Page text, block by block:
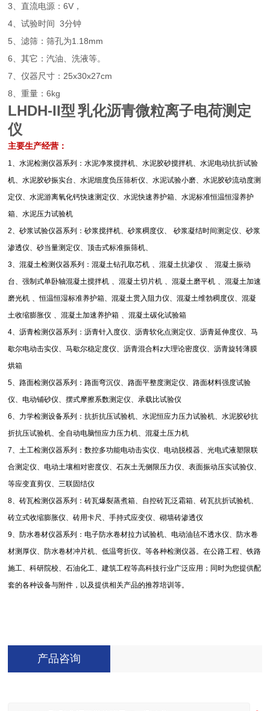
3、直流电源：6V ，
4、试验时间 3分钟
5、滤筛：筛孔为1.18mm
6、其它：汽油、洗液等。
7、仪器尺寸：25x30x27cm
8、重量：6kg
LHDH-II型 乳化沥青微粒离子电荷测定
仪
主要生产经营：
1、水泥检测仪器系列：水泥净浆搅拌机、水泥胶砂搅拌机、水泥电动抗折试验
机、水泥胶砂振实台、水泥细度负压筛析仪、水泥试验小磨、水泥胶砂流动度测
定仪、水泥游离氧化钙快速测定仪、水泥快速养护箱、水泥标准恒温恒湿养护
箱、水泥压力试验机
2、砂浆试验仪器系列：砂浆搅拌机、砂浆稠度仪、
砂浆凝结时间测定仪、砂浆
渗透仪、砂当量测定仪、顶击式标准振筛机、
3、混凝土检测仪器系列：混凝土钻孔取芯机 、混凝土抗渗仪 、
混凝土振动
台、强制式单卧轴混凝土搅拌机 、混凝土切片机 、混凝土磨平机 、混凝土加速
磨光机 、恒温恒湿标准养护箱、混凝土贯入阻力仪、混凝土维勃稠度仪、混凝
土收缩膨胀仪 、混凝土加速养护箱 、混凝土碳化试验箱
4、沥青检测仪器系列：沥青针入度仪、沥青软化点测定仪、沥青延伸度仪、马
歇尔电动击实仪、马歇尔稳定度仪、沥青混合料z大理论密度仪、沥青旋转薄膜
烘箱
5、路面检测仪器系列：路面弯沉仪、路面平整度测定仪、路面材料强度试验
仪、电动铺砂仪、摆式摩擦系数测定仪、承载比试验仪
6、力学检测设备系列：抗折抗压试验机、水泥恒应力压力试验机、水泥胶砂抗
折抗压试验机、全自动电脑恒应力压力机、混凝土压力机
7、土工检测仪器系列：数控多功能电动击实仪、电动脱模器、光电式液塑限联
合测定仪、电动土壤相对密度仪、石灰土无侧限压力仪、表面振动压实试验仪、
等应变直剪仪、三联固结仪
8、砖瓦检测仪器系列：砖瓦爆裂蒸煮箱、自控砖瓦泛霜箱、砖瓦抗折试验机、
砖立式收缩膨胀仪、砖用卡尺、手持式应变仪、砌墙砖渗透仪
9、防水卷材仪器系列：电子防水卷材拉力试验机、电动油毡不透水仪、防水卷
材测厚仪、防水卷材冲片机、低温弯折仪。等各种检测仪器。在公路工程、铁路
施工、科研院校、石油化工、建筑工程等高科技行业广泛应用；同时为您提供配
套的各种设备与附件，以及提供相关产品的推荐培训等。
产品咨询